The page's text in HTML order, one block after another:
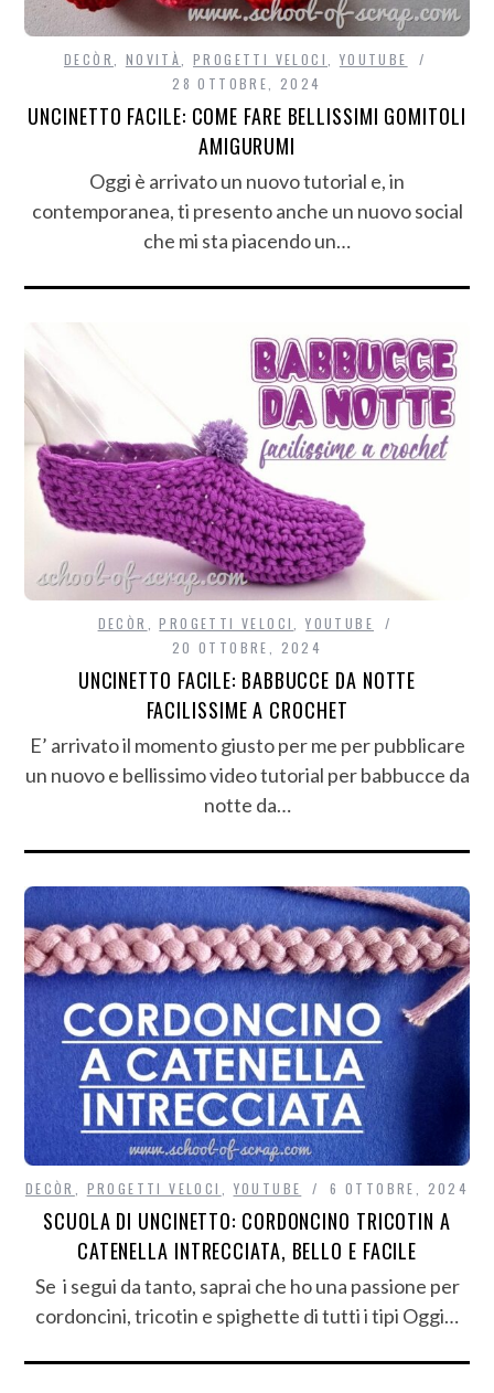
DECÒR NOVITÀ PROGETTI VELOCI
YOUTUBE
28 OTTOBRE, 2024
UNCINETTO FACILE: COME FARE BELLISSIMI GOMITOLI
AMIGURUMI
Oggi è arrivato un nuovo tutorial e, in
contemporanea, ti presento anche un nuovo social
che mi sta piacendo un…
DECÒR ,PROGETTI VELOCI ,YOUTUBE
20 OTTOBRE, 2024
UNCINETTO FACILE: BABBUCCE DA NOTTE
FACILISSIME A CROCHET
E’ arrivato il momento giusto per me per pubblicare
un nuovo e bellissimo video tutorial per babbucce da
notte da…
DECÒR PROGETTI VELOCI YOUTUBE 6 OTTOBRE, 2024
SCUOLA DI UNCINETTO: CORDONCINO TRICOTIN A
CATENELLA INTRECCIATA, BELLO E FACILE
Se i segui da tanto, saprai che ho una passione per
cordoncini, tricotin e spighette di tutti i tipi Oggi…